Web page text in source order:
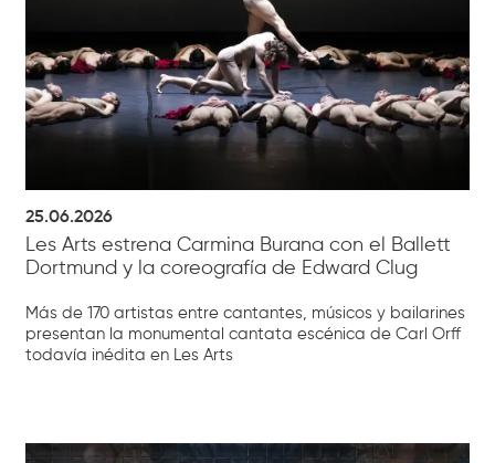
25.06.2026
Les Arts estrena Carmina Burana con el Ballett
Dortmund y la coreografía de Edward Clug
Más de 170 artistas entre cantantes, músicos y bailarines
presentan la monumental cantata escénica de Carl Orff
todavía inédita en Les Arts